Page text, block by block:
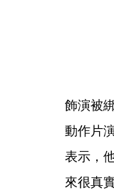
飾演被
動作片
表示，
來很真